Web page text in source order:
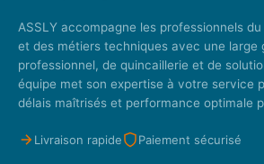
ASSLY accompagne les professionnels
et des métiers techniques avec une large
professionnel, de quincaillerie et de
équipe met son expertise à votre service
délais maîtrisés et performance optimale
Livraison rapide Paiement sécurisé